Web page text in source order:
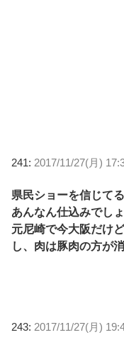
241: 2017/11/27(月)
県民ショーを信じて
あんなん仕込みでしょ
元尼崎で今大阪だけ
し、肉は豚肉の方が
243: 2017/11/27(月)